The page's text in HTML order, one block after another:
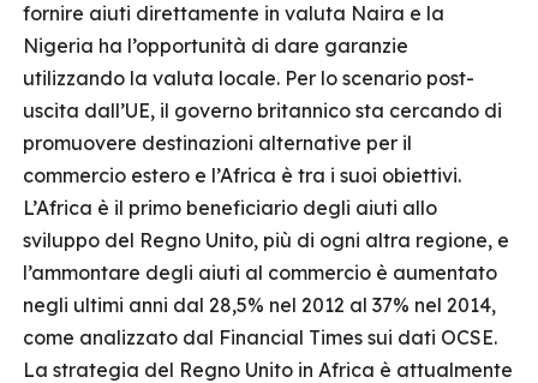
fornire aiuti direttamente in valuta Naira e la
Nigeria ha l’opportunità di dare garanzie
utilizzando la valuta locale. Per lo scenario post-
uscita dall’UE, il governo britannico sta cercando di
promuovere destinazioni alternative per il
commercio estero e l’Africa è tra i suoi obiettivi.
L’Africa è il primo beneficiario degli aiuti allo
sviluppo del Regno Unito, più di ogni altra regione, e
l’ammontare degli aiuti al commercio è aumentato
negli ultimi anni dal 28,5% nel 2012 al 37% nel 2014,
come analizzato dal Financial Times sui dati OCSE.
La strategia del Regno Unito in Africa è attualmente